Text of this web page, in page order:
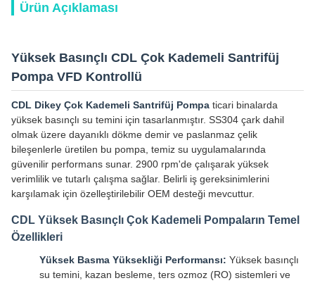
Ürün Açıklaması
Yüksek Basınçlı CDL Çok Kademeli Santrifüj
Pompa VFD Kontrollü
CDL Dikey Çok Kademeli Santrifüj Pompa ticari binalarda
yüksek basınçlı su temini için tasarlanmıştır. SS304 çark dahil
olmak üzere dayanıklı dökme demir ve paslanmaz çelik
bileşenlerle üretilen bu pompa, temiz su uygulamalarında
güvenilir performans sunar. 2900 rpm'de çalışarak yüksek
verimlilik ve tutarlı çalışma sağlar. Belirli iş gereksinimlerini
karşılamak için özelleştirilebilir OEM desteği mevcuttur.
CDL Yüksek Basınçlı Çok Kademeli Pompaların Temel
Özellikleri
Yüksek Basma Yüksekliği Performansı: Yüksek basınçlı
su temini, kazan besleme, ters ozmoz (RO) sistemleri ve